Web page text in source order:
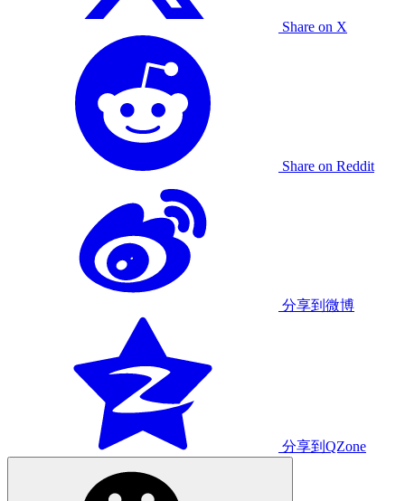
Share on X
Share on Reddit
分享到微博
分享到QZone